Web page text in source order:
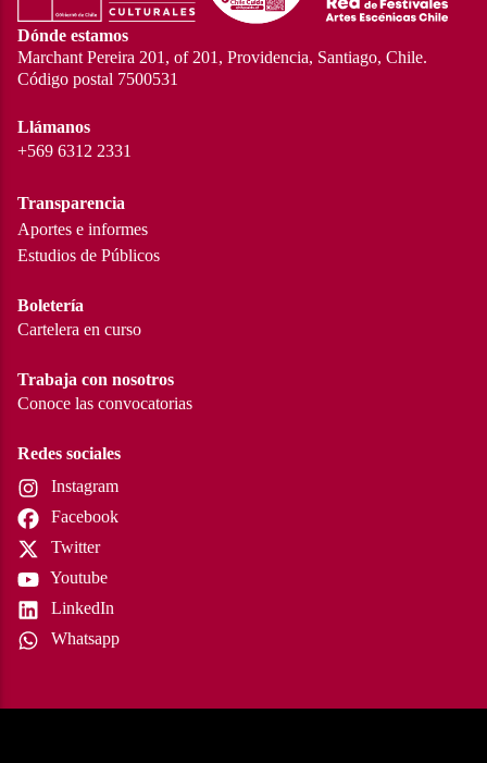
Dónde estamos
Marchant Pereira 201, of 201, Providencia, Santiago, Chile.
Código postal 7500531
Llámanos
+569 6312 2331
Transparencia
Aportes e informes
Estudios de Públicos
Boletería
Cartelera en curso
Trabaja con nosotros
Conoce las convocatorias
Redes sociales
Instagram
Facebook
Twitter
Youtube
LinkedIn
Whatsapp